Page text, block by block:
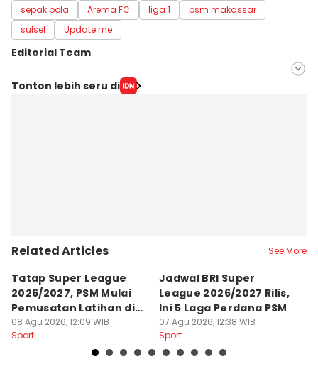
sepak bola Arema FC liga 1
psm makassar
sulsel
Update me
Editorial Team
Editor
Tonton lebih seru di
Related Articles See More
Tatap Super League
2026/2027, PSM Mulai
Pemusatan Latihan di
Jogja
08 Agu 2026, 12:09 WIB
Sport
Jadwal BRI Super
League 2026/2027 Rilis,
Ini 5 Laga Perdana PSM
07 Agu 2026, 12:38 WIB
Sport